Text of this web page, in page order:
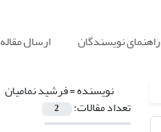
راهنمای نویسندگان ارسال مقاله
نویسنده =فرشید نمامیان
تعداد مقالات: 2